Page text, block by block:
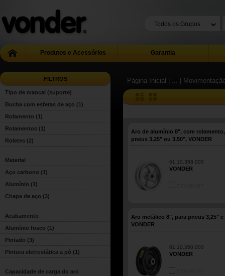
Produtos e Acessórios Garantia
FILTROS
Tipo de mancal (suporte)
Bucha com esferas de aço (1)
Rolamento (1)
Rolamentos (1)
Roletes (2)
Material
Aço carbono (1)
Alumínio (1)
Chapa de aço (3)
Acabamento
Alumínio fosco (1)
Pintado (3)
Pintura eletrostática a pó (1)
Capacidade de carga do aro
Página Inicial | ... |
Aro de alumínio 8", com
pneus 3,25" ou 3,50", VONDER
61.10.358.000
VONDER
Aro metálico 8", para pneus 3,25" e
VONDER
61.10.350.000
VONDER